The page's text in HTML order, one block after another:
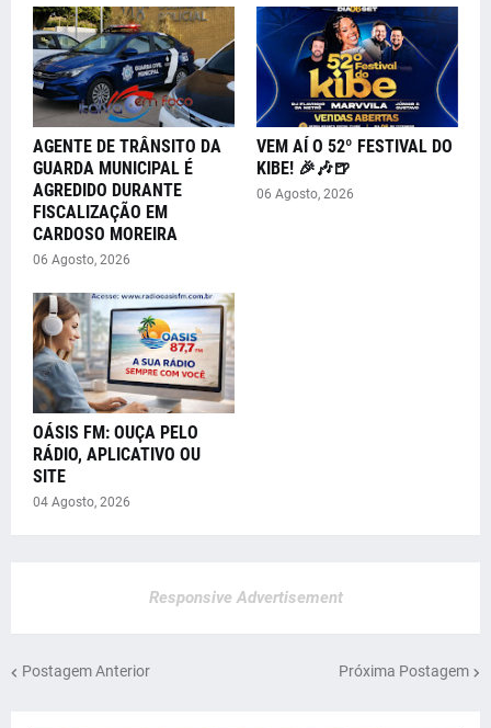
AGENTE DE TRÂNSITO DA
GUARDA MUNICIPAL É
AGREDIDO DURANTE
FISCALIZAÇÃO EM
CARDOSO MOREIRA
06 Agosto, 2026
VEM AÍ O 52º FESTIVAL DO
KIBE! 🎉🎶🍺
06 Agosto, 2026
OÁSIS FM: OUÇA PELO
RÁDIO, APLICATIVO OU
SITE
04 Agosto, 2026
Responsive Advertisement
Postagem Anterior Próxima Postagem